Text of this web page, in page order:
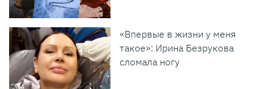
«Впервые в жизни у меня
такое»: Ирина Безрукова
сломала ногу